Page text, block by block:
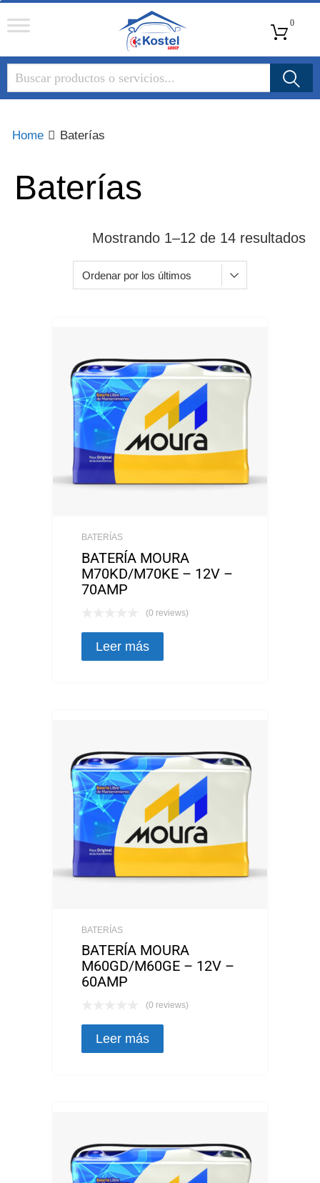
Group
0
Home Baterías
Baterías
Mostrando 1–12 de 14 resultados
BATERÍAS
BATERÍA MOURA
M70KD/M70KE – 12V –
70AMP
(0 reviews)
Leer más
BATERÍAS
BATERÍA MOURA
M60GD/M60GE – 12V –
60AMP
(0 reviews)
Leer más